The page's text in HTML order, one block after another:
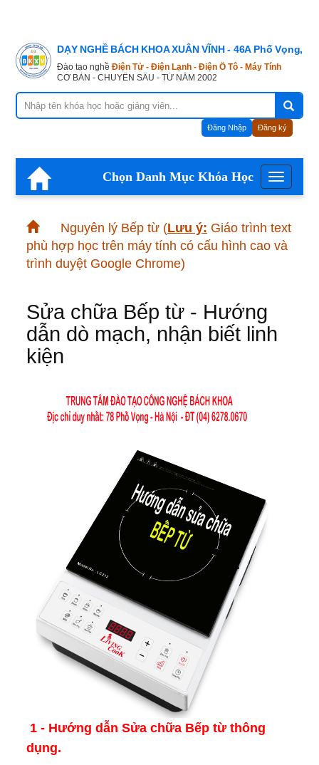
DẠY NGHỀ BÁCH KHOA XUÂN VĨNH - 46A Phố Vọng,
Đào tạo nghề Điện Tử - Điện Lạnh - Điện Ô Tô - Máy Tính
CƠ BẢN - CHUYÊN SÂU - TỪ NĂM 2002
Đăng Nhập Đăng ký
Menu
Chọn Danh Mục Khóa Học
Nguyên lý Bếp từ (Lưu ý: Giáo trình text
phù hợp học trên máy tính có cấu hình cao và
trình duyệt Google Chrome)
Sửa chữa Bếp từ - Hướng
dẫn dò mạch, nhận biết linh
kiện
1 - Hướng dẫn Sửa chữa Bếp từ thông
dụng.